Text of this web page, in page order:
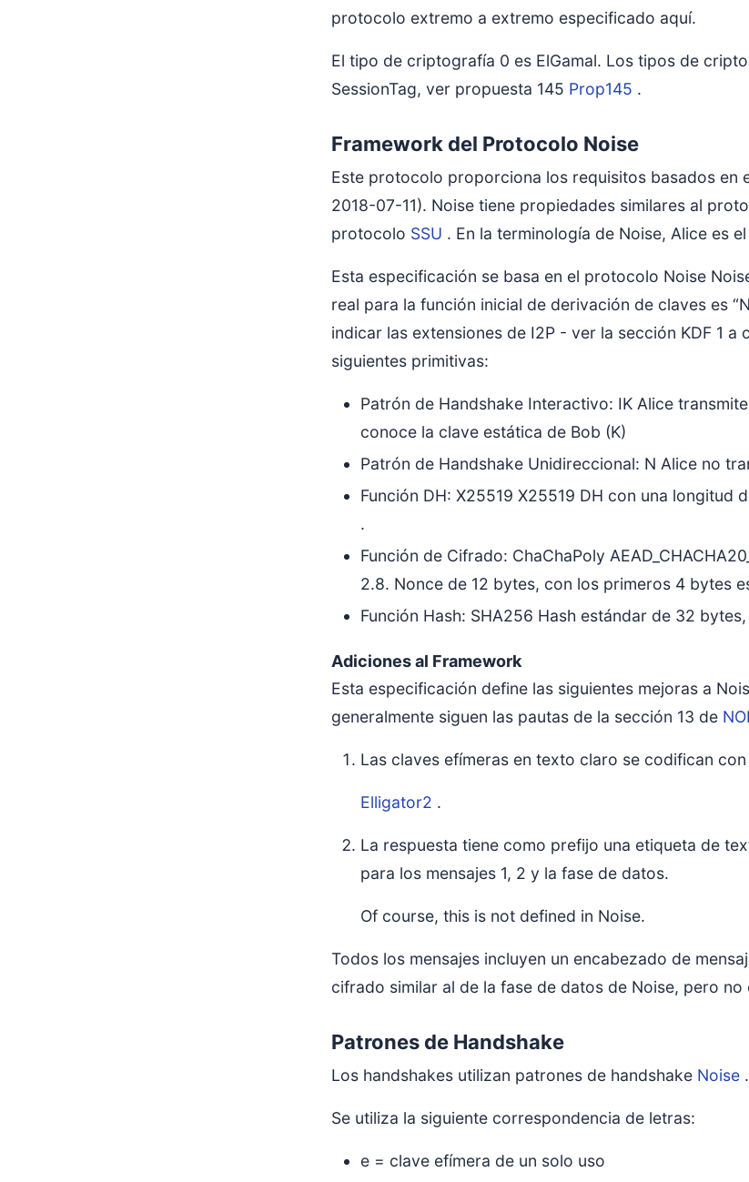
protocolo extremo a extremo especificado aquí.
El tipo de criptografía 0 es ElGamal. Los tipos de
SessionTag, ver propuesta 145 Prop145 .
Framework del Protocolo Noise
Este protocolo proporciona los requisitos basados en
2018-07-11). Noise tiene propiedades similares al
protocolo SSU . En la terminología de Noise, Alice es
Esta especificación se basa en el protocolo Noise
real para la función inicial de derivación de claves es
indicar las extensiones de I2P - ver la sección KDF 1
siguientes primitivas:
Patrón de Handshake Interactivo: IK Alice
conoce la clave estática de Bob (K)
Patrón de Handshake Unidireccional: N Alice no
Función DH: X25519 X25519 DH con una longitud
.
Función de Cifrado: ChaChaPoly
2.8. Nonce de 12 bytes, con los primeros 4 bytes
Función Hash: SHA256 Hash estándar de 32
Adiciones al Framework
Esta especificación define las siguientes mejoras a
generalmente siguen las pautas de la sección 13 de
Las claves efímeras en texto claro se codifican con
Elligator2 .
La respuesta tiene como prefijo una etiqueta de
para los mensajes 1, 2 y la fase de datos.
Of course, this is not defined in Noise.
Todos los mensajes incluyen un encabezado de
cifrado similar al de la fase de datos de Noise, pero
Patrones de Handshake
Los handshakes utilizan patrones de handshake Noise .
Se utiliza la siguiente correspondencia de letras:
e = clave efímera de un solo uso